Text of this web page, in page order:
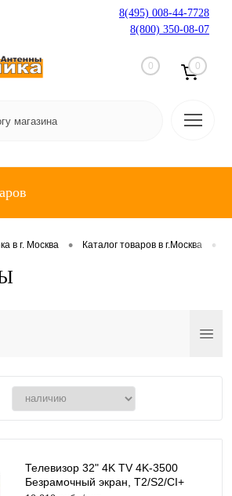
8(495) 008-44-7728
8(800) 350-08-07
0 0
в г. Москва • Каталог товаров в г.Москва •
Телевизор 32" 4K TV 4K-3500
Безрамочный экран, T2/S2/CI+